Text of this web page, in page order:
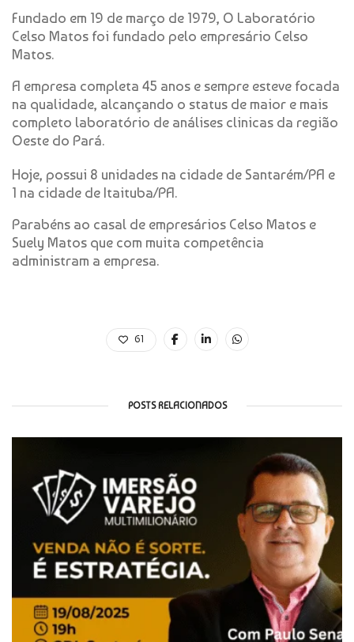
Fundado em 19 de março de 1979, O Laboratório
Celso Matos foi fundado pelo empresário Celso
Matos.
A empresa completa 45 anos e sempre esteve focada
na qualidade, alcançando o status de maior e mais
completo laboratório de análises clinicas da região
Oeste do Pará.
Hoje, possui 8 unidades na cidade de Santarém/PA e
1 na cidade de Itaituba/PA.
Parabéns ao casal de empresários Celso Matos e
Suely Matos que com muita competência
administram a empresa.
61
POSTS RELACIONADOS